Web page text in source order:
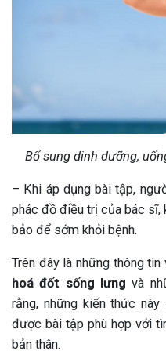
Bổ sung dinh dưỡng,
– Khi áp dụng bài tập,
phác đồ điều trị của bác
bảo để sớm khỏi bệnh.
Trên đây là những thông tin
hoá đốt sống lưng và
rằng, những kiến thức
được bài tập phù hợp với
bản thân.